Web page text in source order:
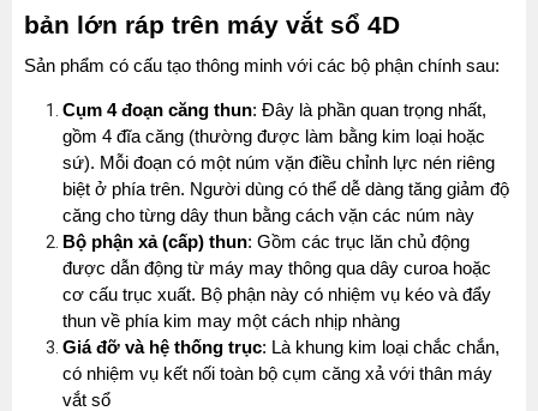
bản lớn ráp trên máy vắt sổ 4D
Sản phẩm có cấu tạo thông minh với các bộ phận chính sau:
Cụm 4 đoạn căng thun: Đây là phần quan trọng nhất,
gồm 4 đĩa căng (thường được làm bằng kim loại hoặc
sứ). Mỗi đoạn có một núm vặn điều chỉnh lực nén riêng
biệt ở phía trên. Người dùng có thể dễ dàng tăng giảm độ
căng cho từng dây thun bằng cách vặn các núm này
Bộ phận xả (cấp) thun: Gồm các trục lăn chủ động
được dẫn động từ máy may thông qua dây curoa hoặc
cơ cấu trục xuất. Bộ phận này có nhiệm vụ kéo và đẩy
thun về phía kim may một cách nhịp nhàng
Giá đỡ và hệ thống trục: Là khung kim loại chắc chắn,
có nhiệm vụ kết nối toàn bộ cụm căng xả với thân máy
vắt sổ